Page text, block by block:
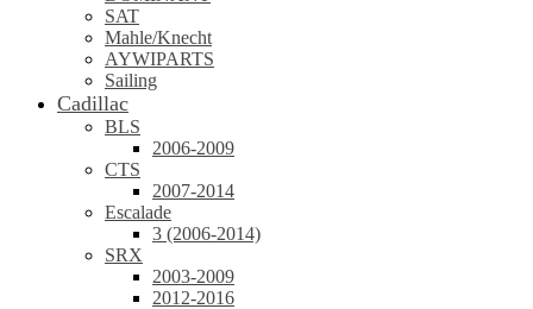
SAT
Mahle/Knecht
AYWIPARTS
Sailing
Cadillac
BLS
2006-2009
CTS
2007-2014
Escalade
3 (2006-2014)
SRX
2003-2009
2012-2016